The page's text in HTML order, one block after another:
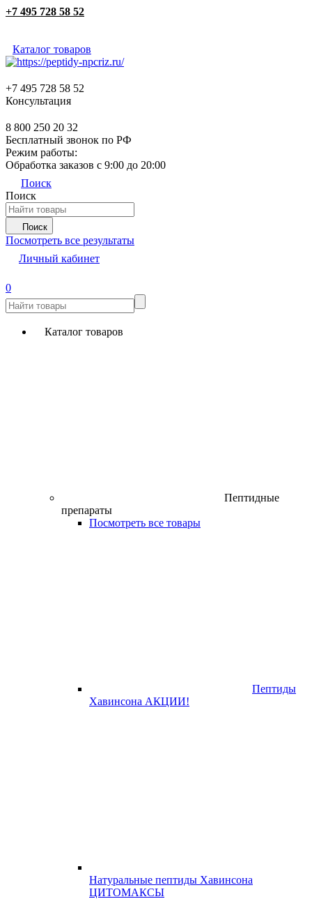
+7 495 728 58 52
Каталог товаров
+7 495 728 58 52
Консультация
8 800 250 20 32
Бесплатный звонок по РФ
Режим работы:
Обработка заказов с 9:00 до 20:00
Поиск
Поиск
Поиск
Посмотреть все результаты
Личный кабинет
0
Каталог товаров
Пептидные
препараты
Посмотреть все товары
Пептиды
Хавинсона АКЦИИ!
Натуральные пептиды Хавинсона
ЦИТОМАКСЫ